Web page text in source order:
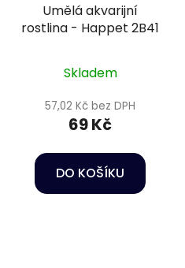
Umělá akvarijní
rostlina - Happet 2B41
Skladem
57,02 Kč bez DPH
69 Kč
DO KOŠÍKU